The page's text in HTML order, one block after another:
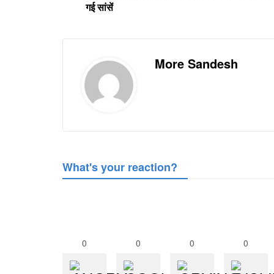
गई सांसें
More Sandesh
What's your reaction?
0 0 0 0